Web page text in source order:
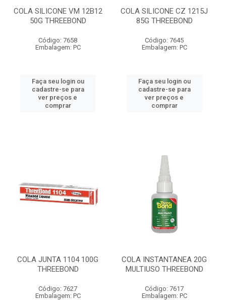
COLA SILICONE VM 12B12
50G THREEBOND
Código: 7658
Embalagem: PC
Faça seu login ou
cadastre-se para
ver preços e
comprar
COLA SILICONE CZ 1215J
85G THREEBOND
Código: 7645
Embalagem: PC
Faça seu login ou
cadastre-se para
ver preços e
comprar
COLA JUNTA 1104 100G
THREEBOND
Código: 7627
Embalagem: PC
COLA INSTANTANEA 20G
MULTIUSO THREEBOND
Código: 7617
Embalagem: PC